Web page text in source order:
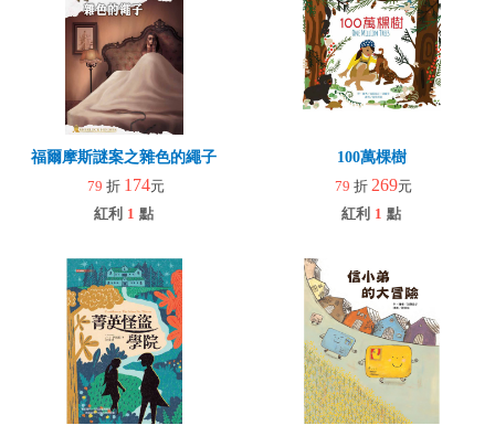
福爾摩斯謎案之雜色的繩子
79 折 174元
紅利 1 點
100萬棵樹
79 折 269元
紅利 1 點